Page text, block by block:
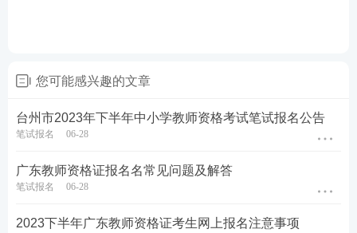
对性拆分讲解，帮助考生专项突破得分。
考前密训班
—考前点睛之讲，大题通解、考前
定心丸。
历年真题>>历年教师资格证真题视频课程学习
在线题库>>在线刷教师资格证章节练习/模拟试题/历
您可能感兴趣的文章
台州市2023年下半年中小学教师资格考试笔试报名公告
笔试报名 06-28
广东教师资格证报名名常见问题及解答
笔试报名 06-28
2023下半年广东教师资格证考生网上报名注意事项